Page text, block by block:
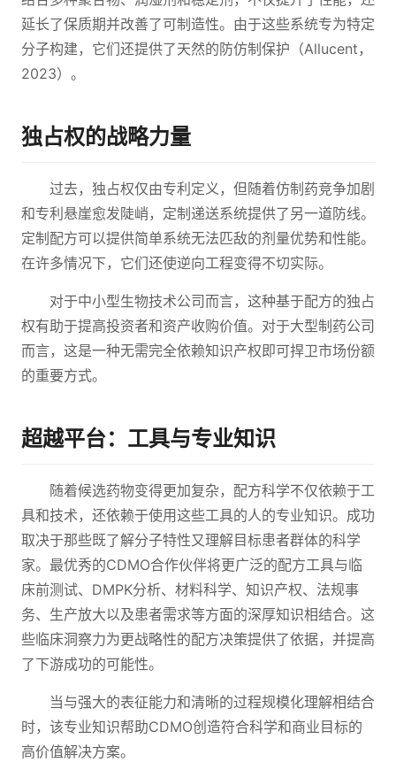
延长了保质期并改善了可制造性。由于这些系统专为特定
分子构建，它们还提供了天然的防仿制保护（Allucent，
2023）。
独占权的战略力量
过去，独占权仅由专利定义，但随着仿制药竞争加剧
和专利悬崖愈发陡峭，定制递送系统提供了另一道防线。
定制配方可以提供简单系统无法匹敌的剂量优势和性能。
在许多情况下，它们还使逆向工程变得不切实际。
对于中小型生物技术公司而言，这种基于配方的独占
权有助于提高投资者和资产收购价值。对于大型制药公司
而言，这是一种无需完全依赖知识产权即可捍卫市场份额
的重要方式。
超越平台：工具与专业知识
随着候选药物变得更加复杂，配方科学不仅依赖于工
具和技术，还依赖于使用这些工具的人的专业知识。成功
取决于那些既了解分子特性又理解目标患者群体的科学
家。最优秀的CDMO合作伙伴将更广泛的配方工具与临
床前测试、DMPK分析、材料科学、知识产权、法规事
务、生产放大以及患者需求等方面的深厚知识相结合。这
些临床洞察力为更战略性的配方决策提供了依据，并提高
了下游成功的可能性。
当与强大的表征能力和清晰的过程规模化理解相结合
时，该专业知识帮助CDMO创造符合科学和商业目标的
高价值解决方案。